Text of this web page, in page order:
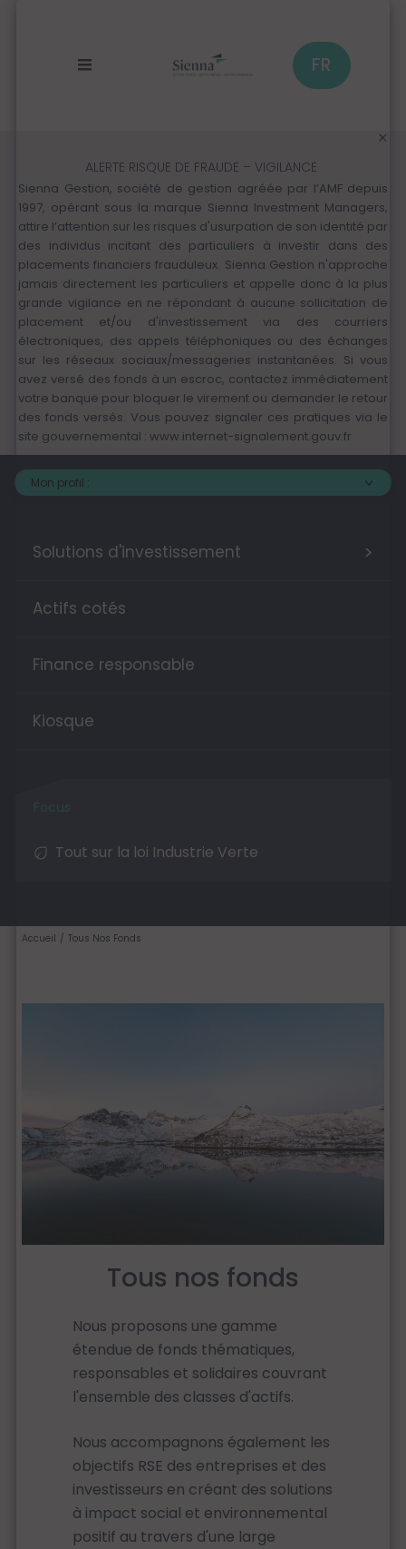
FR
ALERTE RISQUE DE FRAUDE – VIGILANCE
Sienna Gestion, société de gestion agréée par l’AMF depuis
1997, opérant sous la marque Sienna Investment Managers,
attire l’attention sur les risques d'usurpation de son identité par
des individus incitant des particuliers à investir dans des
placements financiers frauduleux. Sienna Gestion n'approche
jamais directement les particuliers et appelle donc à la plus
grande vigilance en ne répondant à aucune sollicitation de
placement et/ou d'investissement via des courriers
électroniques, des appels téléphoniques ou des échanges
sur les réseaux sociaux/messageries instantanées. Si vous
avez versé des fonds à un escroc, contactez immédiatement
votre banque pour bloquer le virement ou demander le retour
des fonds versés. Vous pouvez signaler ces pratiques via le
site gouvernemental : www.internet-signalement.gouv.fr
Mon profil :
Solutions d'investissement >
Actifs cotés
Finance responsable
Kiosque
Tout sur la loi Industrie Verte
Accueil Tous Nos Fonds
Tous nos fonds
Nous proposons une gamme
étendue de fonds thématiques,
responsables et solidaires couvrant
l'ensemble des classes d'actifs.
Nous accompagnons également les
objectifs RSE des entreprises et des
investisseurs en créant des solutions
à impact social et environnemental
positif au travers d'une large